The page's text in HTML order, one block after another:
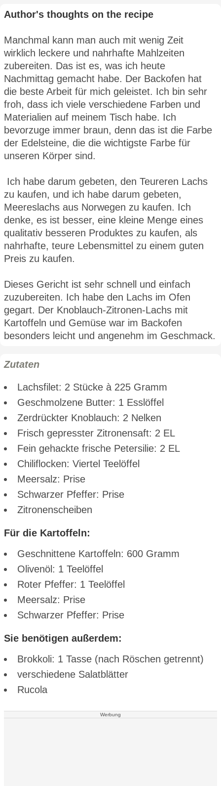
Author's thoughts on the recipe
Manchmal kann man auch mit wenig Zeit
wirklich leckere und nahrhafte Mahlzeiten
zubereiten. Das ist es, was ich heute
Nachmittag gemacht habe. Der Backofen hat
die beste Arbeit für mich geleistet. Ich bin sehr
froh, dass ich viele verschiedene Farben und
Materialien auf meinem Tisch habe. Ich
bevorzuge immer braun, denn das ist die Farbe
der Edelsteine, die die wichtigste Farbe für
unseren Körper sind.
Ich habe darum gebeten, den Teureren Lachs
zu kaufen, und ich habe darum gebeten,
Meereslachs aus Norwegen zu kaufen. Ich
denke, es ist besser, eine kleine Menge eines
qualitativ besseren Produktes zu kaufen, als
nahrhafte, teure Lebensmittel zu einem guten
Preis zu kaufen.
Dieses Gericht ist sehr schnell und einfach
zuzubereiten. Ich habe den Lachs im Ofen
gegart. Der Knoblauch-Zitronen-Lachs mit
Kartoffeln und Gemüse war im Backofen
besonders leicht und angenehm im Geschmack.
Zutaten
Lachsfilet: 2 Stücke à 225 Gramm
Geschmolzene Butter: 1 Esslöffel
Zerdrückter Knoblauch: 2 Nelken
Frisch gepresster Zitronensaft: 2 EL
Fein gehackte frische Petersilie: 2 EL
Chiliflocken: Viertel Teelöffel
Meersalz: Prise
Schwarzer Pfeffer: Prise
Zitronenscheiben
Für die Kartoffeln:
Geschnittene Kartoffeln: 600 Gramm
Olivenöl: 1 Teelöffel
Roter Pfeffer: 1 Teelöffel
Meersalz: Prise
Schwarzer Pfeffer: Prise
Sie benötigen außerdem:
Brokkoli: 1 Tasse (nach Röschen getrennt)
verschiedene Salatblätter
Rucola
Werbung